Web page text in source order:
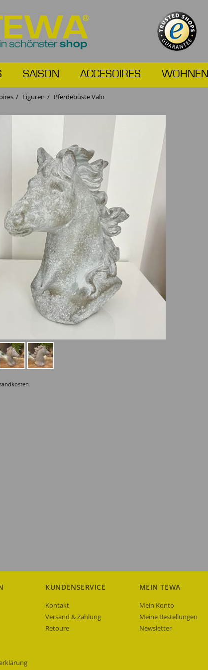
SAISON ACCESOIRES WOHNEN
Figuren Pferdebüste Valo
KUNDENSERVICE
Kontakt
Versand & Zahlung
Retoure
MEIN TEWA
Mein Konto
Meine Bestellungen
Newsletter